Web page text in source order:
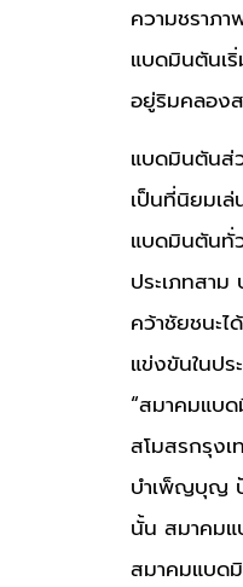
ความชราภา
แบดมินตันเ
อยู่ริมคลอง
แบดมินตันส่
เป็นที่นิยมเ
แบดมินตันทั่
ประเภทสา
คว้าชัยชนะ
แข่งขันในป
“สมาคมแบ
สโมสรกรุง
บำเพ็ญบุญ
นั้น สมาคมแ
สมาคมแบด